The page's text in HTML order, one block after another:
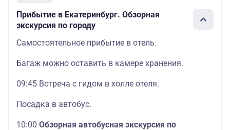
Прибытие в Екатеринбург. Обзорная
экскурсия по городу
Самостоятельное прибытие в отель.
Багаж можно оставить в камере хранения.
09:45 Встреча с гидом в холле отеля.
Посадка в автобус.
10:00 Обзорная автобусная экскурсия по